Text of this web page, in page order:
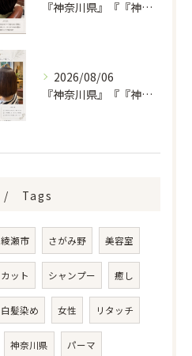
『神奈川県』『『神奈川県』『綾瀬市』『海老名市』『美容室』
2026/08/06
『神奈川県』『『神奈川県』『綾瀬市』『海老名市』『美容室』
Tags
綾瀬市 さがみ野 美容室
カット シャンプー 癒し
白髪染め 女性 リタッチ
神奈川県 パーマ